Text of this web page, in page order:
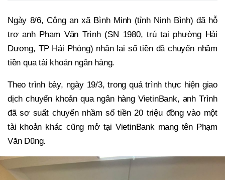
Ngày 8/6, Công an xã Bình Minh (tỉnh Ninh Bình) đã hỗ
trợ anh Phạm Văn Trình (SN 1980, trú tại phường Hải
Dương, TP Hải Phòng) nhận lại số tiền đã chuyển nhầm
tiền qua tài khoản ngân hàng.
Theo trình bày, ngày 19/3, trong quá trình thực hiện giao
dịch chuyển khoản qua ngân hàng VietinBank, anh Trình
đã sơ suất chuyển nhầm số tiền 20 triệu đồng vào một
tài khoản khác cũng mở tại VietinBank mang tên Phạm
Văn Dũng.